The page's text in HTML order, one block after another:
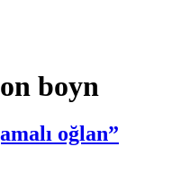
boyn
oğlan”